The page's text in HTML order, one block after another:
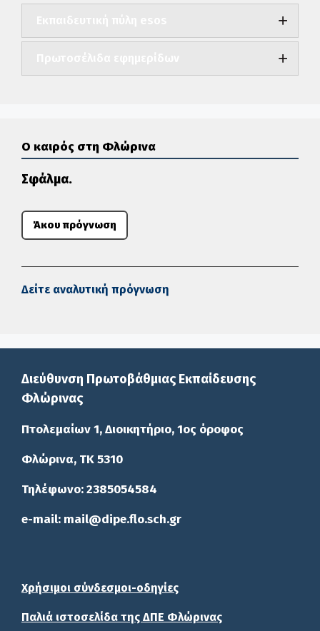
Ο καιρός στη Φλώρινα
Σφάλμα.
Άκου πρόγνωση
Δείτε αναλυτική πρόγνωση
Διεύθυνση Πρωτοβάθμιας Εκπαίδευσης
Φλώρινας
Πτολεμαίων 1, Διοικητήριο, 1ος όροφος
Φλώρινα, ΤΚ 5310
Τηλέφωνο: 2385054584
e-mail: mail@dipe.flo.sch.gr
Χρήσιμοι σύνδεσμοι-οδηγίες
Παλιά ιστοσελίδα της ΔΠΕ Φλώρινας